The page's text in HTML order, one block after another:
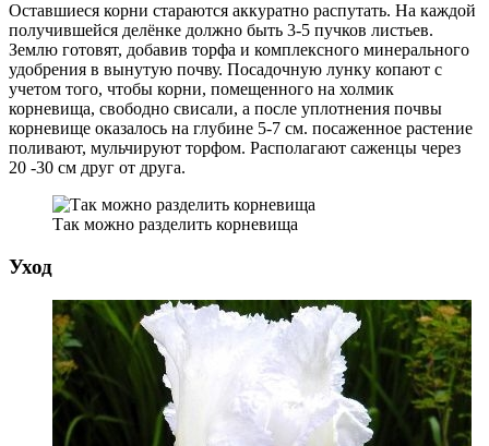
Оставшиеся корни стараются аккуратно распутать. На каждой
получившейся делёнке должно быть 3-5 пучков листьев.
Землю готовят, добавив торфа и комплексного минерального
удобрения в вынутую почву. Посадочную лунку копают с
учетом того, чтобы корни, помещенного на холмик
корневища, свободно свисали, а после уплотнения почвы
корневище оказалось на глубине 5-7 см. посаженное растение
поливают, мульчируют торфом. Располагают саженцы через
20 -30 см друг от друга.
Так можно разделить корневища
Уход